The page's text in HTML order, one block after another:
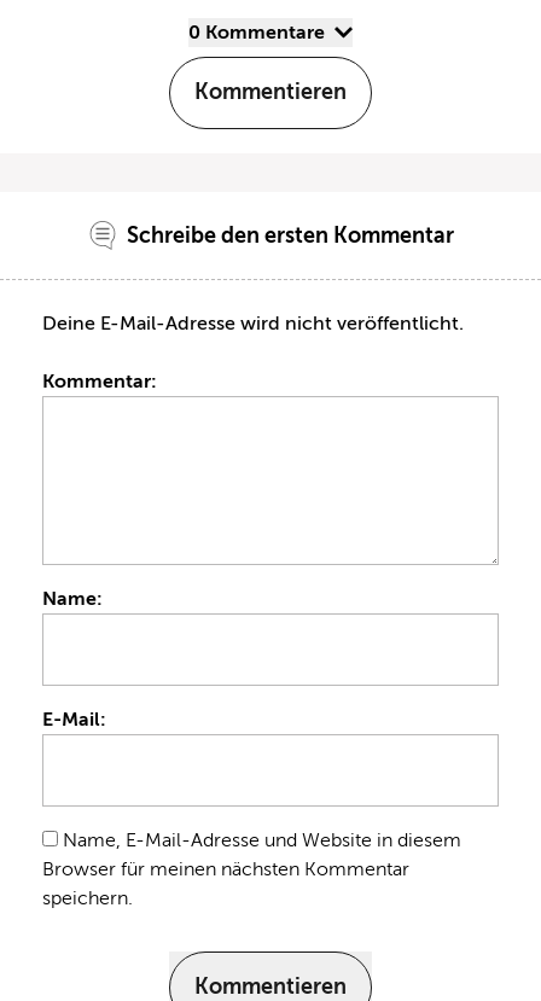
0 Kommentare
Kommentieren
Schreibe den ersten Kommentar
Deine E-Mail-Adresse wird nicht veröffentlicht.
Kommentar:
Name:
E-Mail:
Name, E-Mail-Adresse und Website in diesem
Browser für meinen nächsten Kommentar
speichern.
Kommentieren